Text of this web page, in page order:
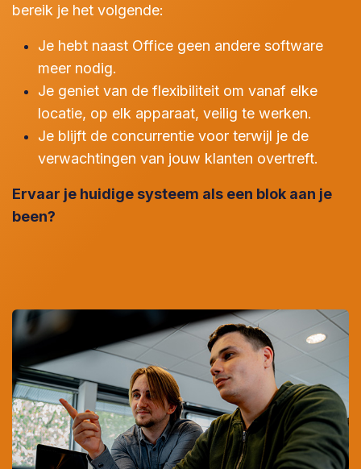
bereik je het volgende:
Je hebt naast Office geen andere software
meer nodig.
Je geniet van de flexibiliteit om vanaf elke
locatie, op elk apparaat, veilig te werken.
Je blijft de concurrentie voor terwijl je de
verwachtingen van jouw klanten overtreft.
Ervaar je huidige systeem als een blok aan je
been?